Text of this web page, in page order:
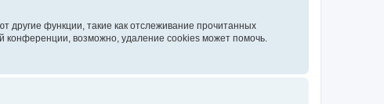
функции, такие как отслеживание прочитанных
возможно, удаление cookies может помочь.